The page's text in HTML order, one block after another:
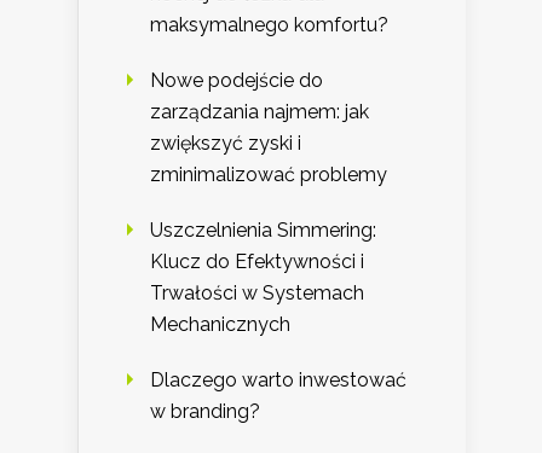
maksymalnego komfortu?
Nowe podejście do
zarządzania najmem: jak
zwiększyć zyski i
zminimalizować problemy
Uszczelnienia Simmering:
Klucz do Efektywności i
Trwałości w Systemach
Mechanicznych
Dlaczego warto inwestować
w branding?